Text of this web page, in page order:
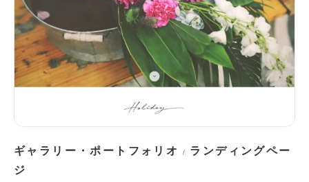
ギャラリー・ポートフォリオ / ランディングペー
ジ